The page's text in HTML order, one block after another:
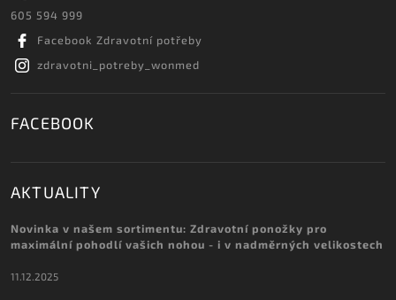
605 594 999
Facebook Zdravotní potřeby
zdravotni_potreby_wonmed
FACEBOOK
AKTUALITY
Novinka v našem sortimentu: Zdravotní ponožky pro
maximální pohodlí vašich nohou - i v nadměrných velikostech
11.12.2025